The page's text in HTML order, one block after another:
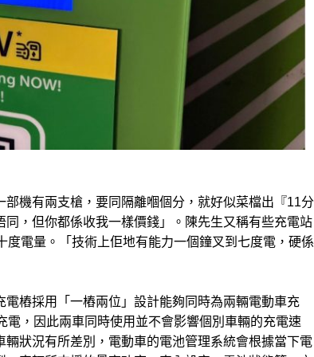
機有兩支槍，要同隔離嗰個分，就好似菜檔出『11分
，但你都係收我一樣價錢」。陳先生又稱有些充電站
電量。「技術上佢地有能力一個鐘叉到七度電，硬係
樁採用「一樁兩位」設計能夠同時為兩輛電動車充
，因此兩車同時使用並不會影響個別車輛的充電速
狀況有所差別，電動車的電池管理系統會根據當下電